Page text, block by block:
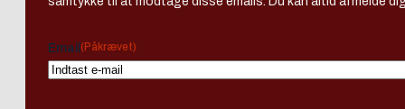
Email (Påkrævet)